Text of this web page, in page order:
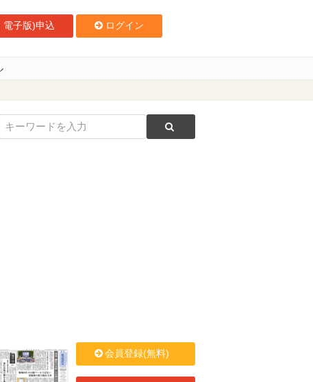
電子版)申込 ログイン
会員登録(無料)